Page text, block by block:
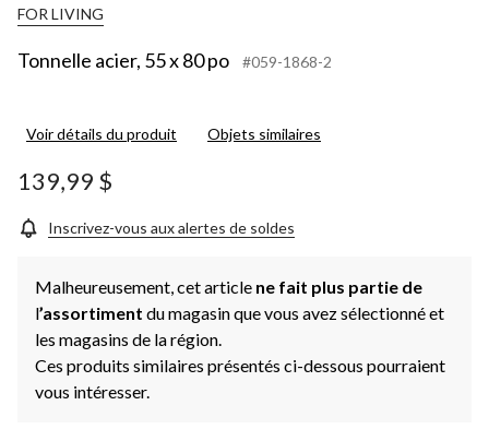
FOR LIVING
Tonnelle acier, 55 x 80 po #059-1868-2
Voir détails du produit Objets similaires
139,99 $
Inscrivez-vous aux alertes de soldes
Malheureusement, cet article ne fait plus partie de
l’assortiment du magasin que vous avez sélectionné et
les magasins de la région.
Ces produits similaires présentés ci-dessous pourraient
vous intéresser.